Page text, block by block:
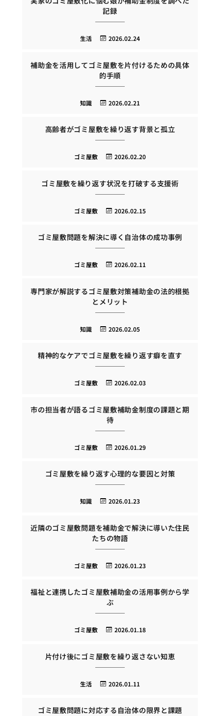
記録
2026.02.24
生活
補助金を活用してゴミ屋敷を片付けるための具体
的手順
2026.02.21
知識
高齢者がゴミ屋敷を繰り返す背景と孤立
2026.02.20
ゴミ屋敷
ゴミ屋敷を繰り返す状況を打破する支援術
2026.02.15
ゴミ屋敷
ゴミ屋敷問題を解決に導く自治体の成功事例
2026.02.11
ゴミ屋敷
専門家が解説するゴミ屋敷対策補助金の法的根拠
とメリット
2026.02.05
知識
精神的なケアでゴミ屋敷を繰り返す癖を直す
2026.02.03
ゴミ屋敷
市の担当者が語るゴミ屋敷補助金制度の課題と期
待
2026.01.29
ゴミ屋敷
ゴミ屋敷を繰り返す心理的な要因と対策
2026.01.23
知識
近隣のゴミ屋敷問題を補助金で解決に導いた住民
たちの物語
2026.01.23
ゴミ屋敷
福祉と連携したゴミ屋敷補助金の活用事例から学
ぶ
2026.01.18
ゴミ屋敷
片付け後にゴミ屋敷を繰り返さない知恵
2026.01.11
生活
ゴミ屋敷問題に対応する自治体の限界と課題